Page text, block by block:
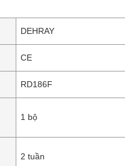
DEHRAY
CE
RD186F
1 bộ
2 tuần